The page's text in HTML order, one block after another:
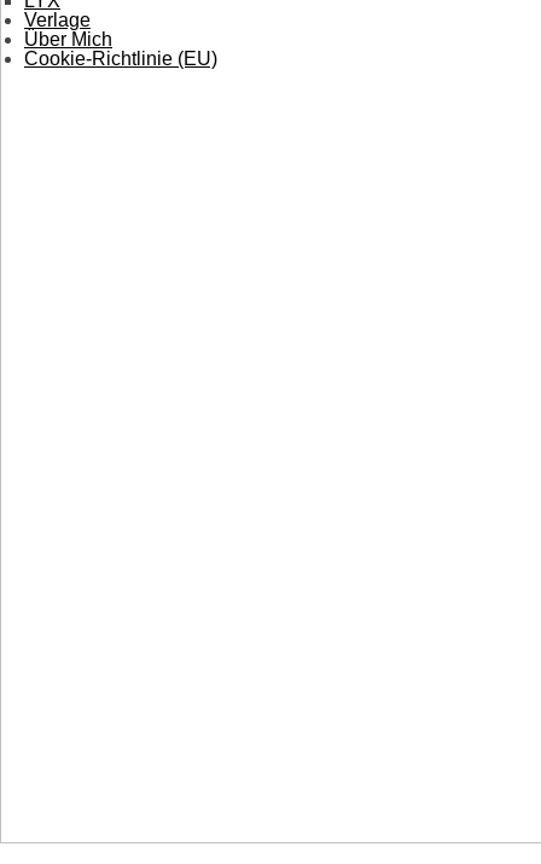
Verlage
Über Mich
Cookie-Richtlinie (EU)